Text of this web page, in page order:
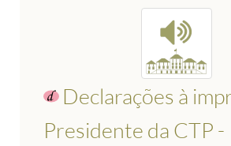
Declarações à
Presidente da CTP -